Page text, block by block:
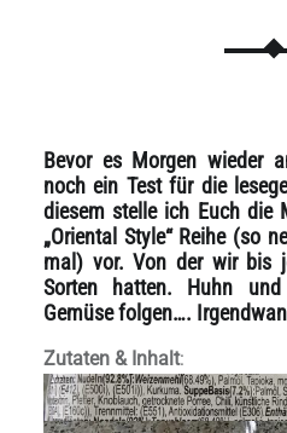
Bevor es Morgen wieder
noch ein Test für die
diesem stelle ich Euch die
„Oriental Style“ Reihe (so
mal) vor. Von der wir bis
Sorten hatten. Huhn
Gemüse folgen….
Zutaten & Inhalt: